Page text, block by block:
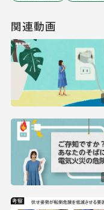
関連動画